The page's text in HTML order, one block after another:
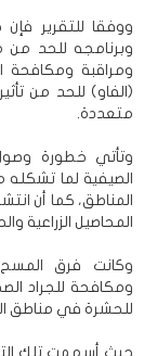
ووفقا للتقرير
وبرنامجه للحد
ومراقبة ومكافحة
(الفاو) للحد من
متعددة.
وتأتي خطورة وصول
الصيفية لما
المناطق، كما أن
المحاصيل الزراعية
وكانت فرق المسح
ومكافحة للجراد
للحشرة في مناطق
حيث أسهمت تلك